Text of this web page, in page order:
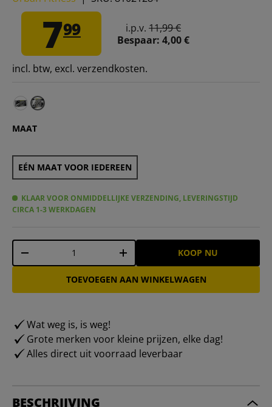
799 i.p.v. 11,99 €
Bespaar: 4,00 €
incl. btw, excl. verzendkosten.
MAAT
EÉN MAAT VOOR IEDEREEN
KLAAR VOOR ONMIDDELLIJKE VERZENDING, LEVERINGSTIJD
CIRCA 1-3 WERKDAGEN
Aantal
-
+ KOOP NU
TOEVOEGEN AAN WINKELWAGEN
Wat weg is, is weg!
Grote merken voor kleine prijzen, elke dag!
Alles direct uit voorraad leverbaar
BESCHRIJVING